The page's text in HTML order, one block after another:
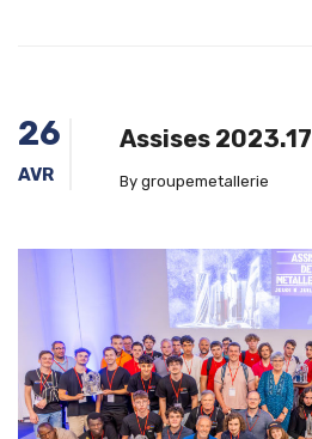
26
AVR
Assises 2023.17
By groupemetallerie